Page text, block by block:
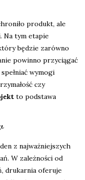
produkt, ale
Na tym etapie
będzie zarówno
powinno przyciągać
wymogi
czy
to podstawa
z najważniejszych
W zależności od
drukarnia oferuje